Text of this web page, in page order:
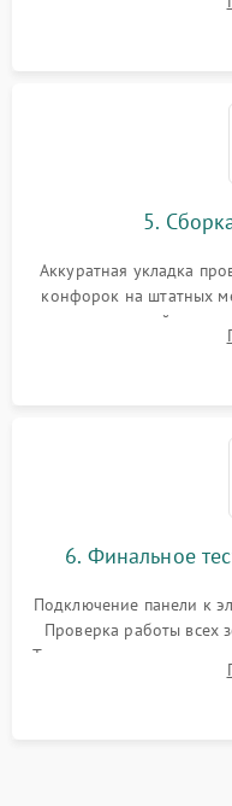
дорожек. Очистка
5.
Аккуратная укладка
конфорок на штатных
проверкой
термостойкого
6. Финальное
Подключение панели к
Проверка работы всех
Тестирование
остаточного